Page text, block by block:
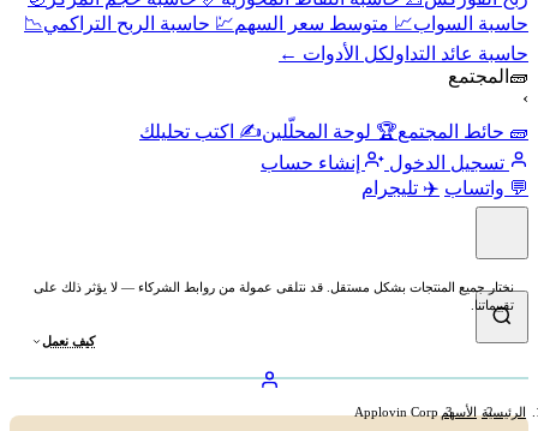
حاسبة السواب📈 متوسط سعر السهم💹 حاسبة الربح التراكمي 📉
حاسبة عائد التداولكل الأدوات ←
🧱المجتمع
🧱 حائط المجتمع🏆 لوحة المحلّلين✍️ اكتب تحليلك
تسجيل الدخول
إنشاء حساب
💬 واتساب ✈️ تليجرام
نختار جميع المنتجات بشكل مستقل. قد نتلقى عمولة من روابط الشركاء — لا يؤثر ذلك على
تقييماتنا.
كيف نعمل
الرئيسية الأسهم Applovin Corp